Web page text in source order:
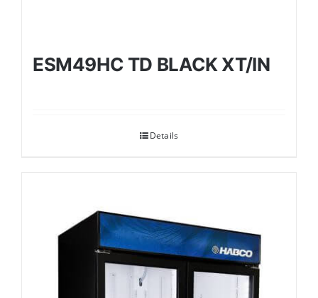
ESM49HC TD BLACK XT/IN
Details